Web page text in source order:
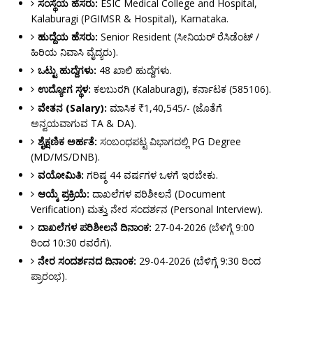
ಸಂಸ್ಥೆಯ ಹೆಸರು: ESIC Medical College and Hospital,
Kalaburagi (PGIMSR & Hospital), Karnataka.
ಹುದ್ದೆಯ ಹೆಸರು: Senior Resident (ಸೀನಿಯರ್ ರೆಸಿಡೆಂಟ್ /
ಹಿರಿಯ ನಿವಾಸಿ ವೈದ್ಯರು).
ಒಟ್ಟು ಹುದ್ದೆಗಳು: 48 ಖಾಲಿ ಹುದ್ದೆಗಳು.
ಉದ್ಯೋಗ ಸ್ಥಳ: ಕಲಬುರಗಿ (Kalaburagi), ಕರ್ನಾಟಕ (585106).
ವೇತನ (Salary): ಮಾಸಿಕ ₹1,40,545/- (ಜೊತೆಗೆ
ಅನ್ವಯವಾಗುವ TA & DA).
ಶೈಕ್ಷಣಿಕ ಅರ್ಹತೆ: ಸಂಬಂಧಪಟ್ಟ ವಿಭಾಗದಲ್ಲಿ PG Degree
(MD/MS/DNB).
ವಯೋಮಿತಿ: ಗರಿಷ್ಠ 44 ವರ್ಷಗಳ ಒಳಗೆ ಇರಬೇಕು.
ಆಯ್ಕೆ ಪ್ರಕ್ರಿಯೆ: ದಾಖಲೆಗಳ ಪರಿಶೀಲನೆ (Document
Verification) ಮತ್ತು ನೇರ ಸಂದರ್ಶನ (Personal Interview).
ದಾಖಲೆಗಳ ಪರಿಶೀಲನೆ ದಿನಾಂಕ: 27-04-2026 (ಬೆಳಿಗ್ಗೆ 9:00
ರಿಂದ 10:30 ರವರೆಗೆ).
ನೇರ ಸಂದರ್ಶನದ ದಿನಾಂಕ: 29-04-2026 (ಬೆಳಿಗ್ಗೆ 9:30 ರಿಂದ
ಪ್ರಾರಂಭ).